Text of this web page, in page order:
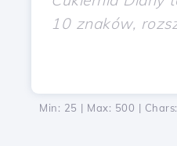
Min: 25 | Max: 500 | Chars: